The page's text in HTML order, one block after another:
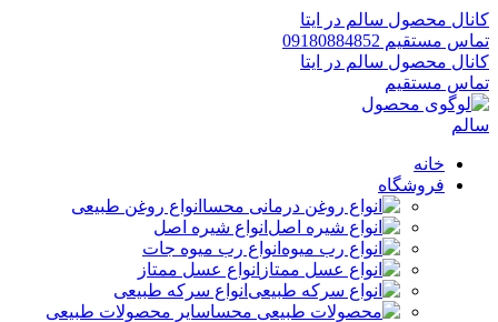
کانال محصول سالم در ایتا
تماس مستقیم 09180884852
کانال محصول سالم در ایتا
تماس مستقیم
خانه
فروشگاه
انواع روغن طبیعی
انواع شیره اصل
انواع رب میوه جات
انواع عسل ممتاز
انواع سرکه طبیعی
سایر محصولات طبیعی